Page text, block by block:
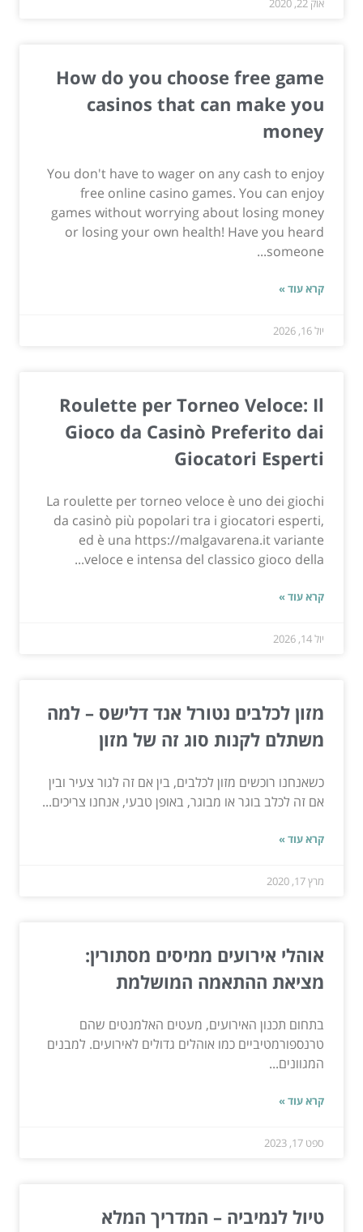
אוק 22, 2020
How do you choose free game
casinos that can make you
money
You don't have to wager on any cash to enjoy
free online casino games. You can enjoy
games without worrying about losing money
or losing your own health! Have you heard
someone...
קרא עוד »
יול 16, 2026
Roulette per Torneo Veloce: Il
Gioco da Casinò Preferito dai
Giocatori Esperti
La roulette per torneo veloce è uno dei giochi
da casinò più popolari tra i giocatori esperti,
ed è una https://malgavarena.it variante
veloce e intensa del classico gioco della...
קרא עוד »
יול 14, 2026
מזון לכלבים נטורל אנד דלישס – למה
משתלם לקנות סוג זה של מזון
כשאנחנו רוכשים מזון לכלבים, בין אם זה לגור צעיר ובין
אם זה לכלב בוגר או מבוגר, באופן טבעי, אנחנו צריכים...
קרא עוד »
מרץ 17, 2020
אוהלי אירועים ממיסים מסתורין:
מציאת ההתאמה המושלמת
בתחום תכנון האירועים, מעטים האלמנטים שהם
טרנספורמטיביים כמו אוהלים גדולים לאירועים. למבנים
המגוונים...
קרא עוד »
ספט 17, 2023
טיול לנמיביה – המדריך המלא